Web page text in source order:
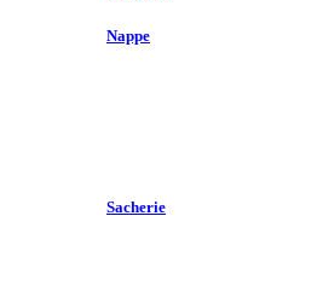
Nappe
Sacherie